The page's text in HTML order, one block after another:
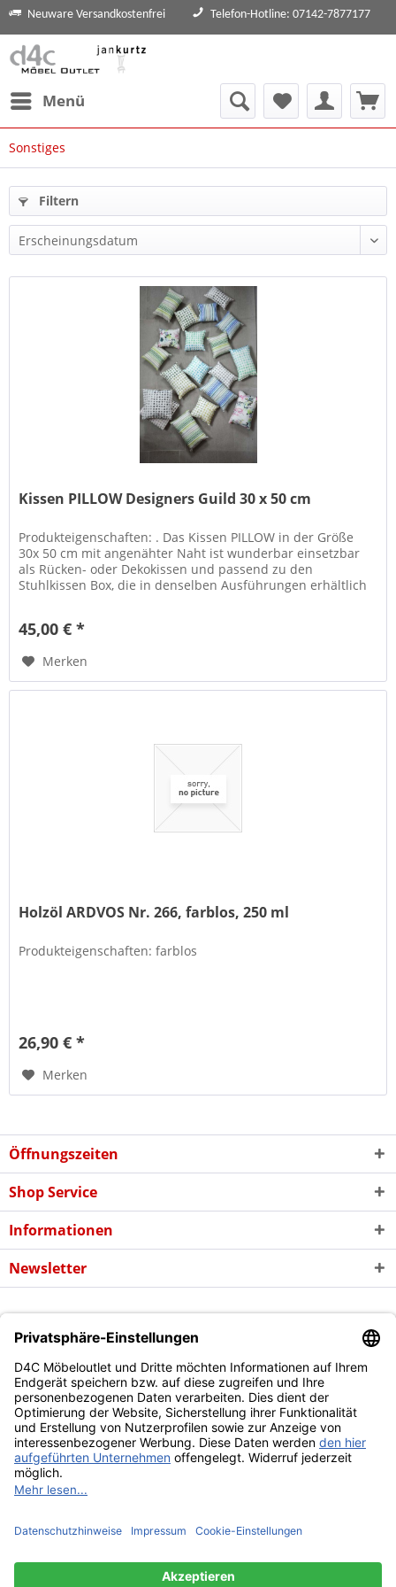
Neuware Versandkostenfrei Telefon-Hotline: 07142-7877177
Menü
Sonstiges
Filtern
Kissen PILLOW Designers Guild 30 x 50 cm
Produkteigenschaften: . Das Kissen PILLOW in der Größe
30x 50 cm mit angenähter Naht ist wunderbar einsetzbar
als Rücken- oder Dekokissen und passend zu den
Stuhlkissen Box, die in denselben Ausführungen erhältlich
45,00 € *
Merken
Holzöl ARDVOS Nr. 266, farblos, 250 ml
Produkteigenschaften: farblos
26,90 € *
Merken
Öffnungszeiten
Shop Service
Informationen
Newsletter
* Alle Preise inkl. gesetzl. Mehrwertsteuer zzgl. evtl.Versandkostenund
ggf. Nachnahmegebühren, wenn nicht anders beschrieben
Copyright © d4c Möbel Outlet - Alle Rechte vorbehalten
Diese Website benutzt Cookies, die für den technischen Betrieb
der Website erforderlich sind und stets gesetzt werden.
Andere Cookies, die den Komfort bei Benutzung dieser Website
erhöhen, der Direktwerbung dienen oder die Interaktion mit
sollen, werden nur mit Ihrer Zustimmung gesetzt.